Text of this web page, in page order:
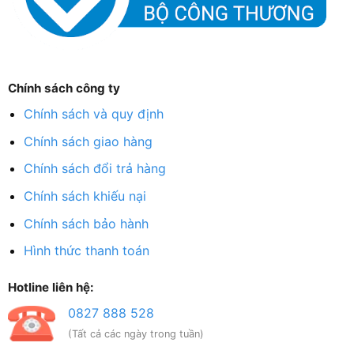
Chính sách công ty
Chính sách và quy định
Chính sách giao hàng
Chính sách đổi trả hàng
Chính sách khiếu nại
Chính sách bảo hành
Hình thức thanh toán
Hotline liên hệ:
0827 888 528
(Tất cả các ngày trong tuần)